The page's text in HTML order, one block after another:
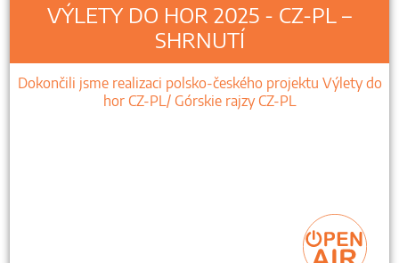
VÝLETY DO HOR 2025 - CZ-PL –
SHRNUTÍ
Dokončili jsme realizaci polsko-českého projektu Výlety do
hor CZ-PL/ Górskie rajzy CZ-PL